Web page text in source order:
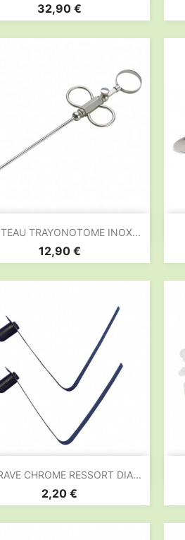
Prix
32,90 €
TRAYONOTOME INOX...
Prix
12,90 €
 Aperçu rapide
CHROME RESSORT DIA...
Prix
2,20 €
Aperçu rapide